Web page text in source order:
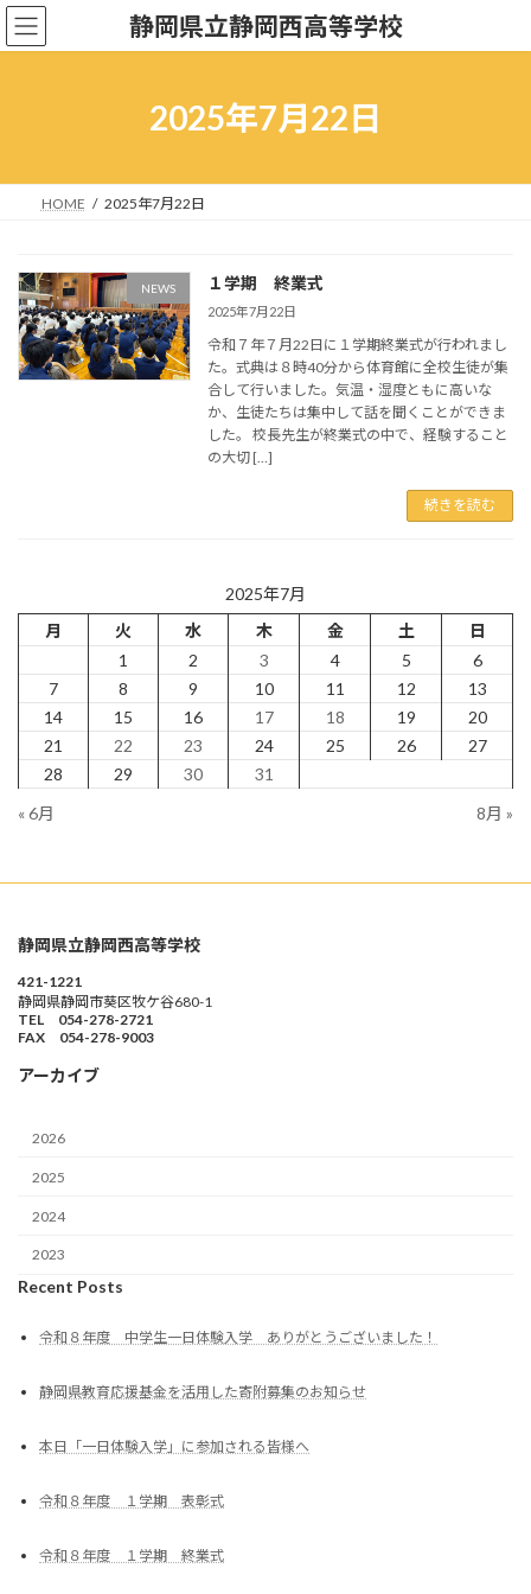
コ
ン
ナ
ビ
静岡県立静岡西高等学校
2025年7月22日
HOME 2025年7月22日
NEWS １学期 終業式
2025年7月22日
令和７年７月22日に１学期終業式が行われまし
た。式典は８時40分から体育館に全校生徒が集
合して行いました。気温・湿度ともに高いな
か、生徒たちは集中して話を聞くことができま
した。 校長先生が終業式の中で、経験すること
の大切 […]
続きを読む
2025年7月
月
火 水 木 金 土
日
1
2 3 4 5
6
7
8 9 10 11 12
13
14
15 16 17 18 19
20
21
22 23 24 25 26
27
28
29 30
31
« 6月
8月 »
静岡県立静岡西高等学校
421-1221
静岡県静岡市葵区牧ケ谷680-1
TEL 054-278-2721
FAX 054-278-9003
アーカイブ
2026
2025
2024
2023
Recent Posts
令和８年度 中学生一日体験入学 ありがとうございました！
静岡県教育応援基金を活用した寄附募集のお知らせ
本日「一日体験入学」に参加される皆様へ
令和８年度 １学期 表彰式
令和８年度 １学期 終業式